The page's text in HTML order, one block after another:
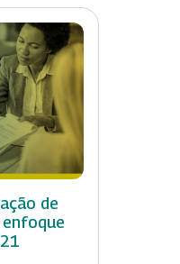
de